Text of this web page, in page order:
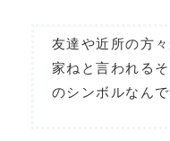
友達や近所の方
家ねと言われる
のシンボルなんで